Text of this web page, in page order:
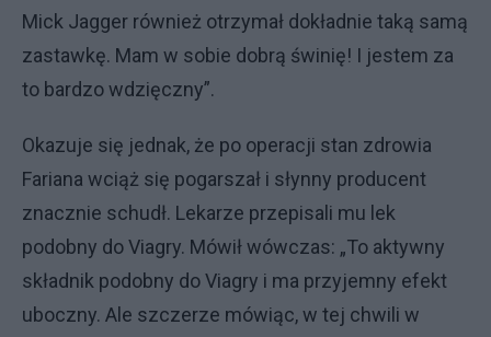
Mick Jagger również otrzymał dokładnie taką samą
zastawkę. Mam w sobie dobrą świnię! I jestem za
to bardzo wdzięczny”.
Okazuje się jednak, że po operacji stan zdrowia
Fariana wciąż się pogarszał i słynny producent
znacznie schudł. Lekarze przepisali mu lek
podobny do Viagry. Mówił wówczas: „To aktywny
składnik podobny do Viagry i ma przyjemny efekt
uboczny. Ale szczerze mówiąc, w tej chwili w